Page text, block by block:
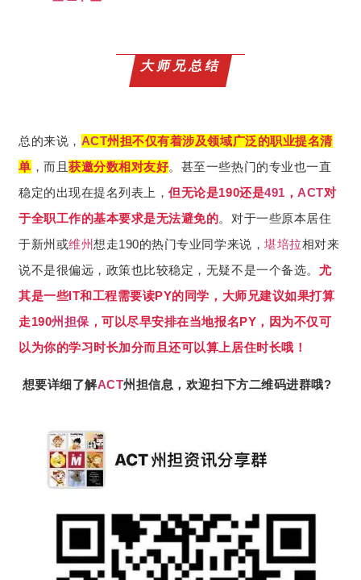
大师兄总结
总的来说， ACT州担不仅有着涉及领域广泛的职业提名清
单 ，而且获邀分数相对友好。甚至一些热门的专业也一直
稳定的出现在提名列表上，但无论是190还是491 ，ACT对
于全职工作的基本要求是无法避免的。对于一些原本居住
于新州或维州想走190的热门专业同学来说，堪培拉相对来
说不是很偏远，政策也比较稳定，无疑不是一个备选。 尤
其是一些IT和工程需要读PY的同学，大师兄建议如果打算
走190州担保 ，可以尽早安排在当地报名PY，因为不仅可
以为你的学习时长加分而且还可以算上居住时长哦！
想要详细了解ACT州担信息，欢迎扫下方二维码进群哦?